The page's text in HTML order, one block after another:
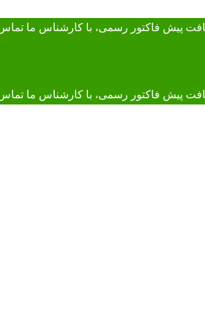
پیش فاکتور رسمی، با کارشناس ما تماس
رسمی، با کارشناس ما تماس بگیرید.